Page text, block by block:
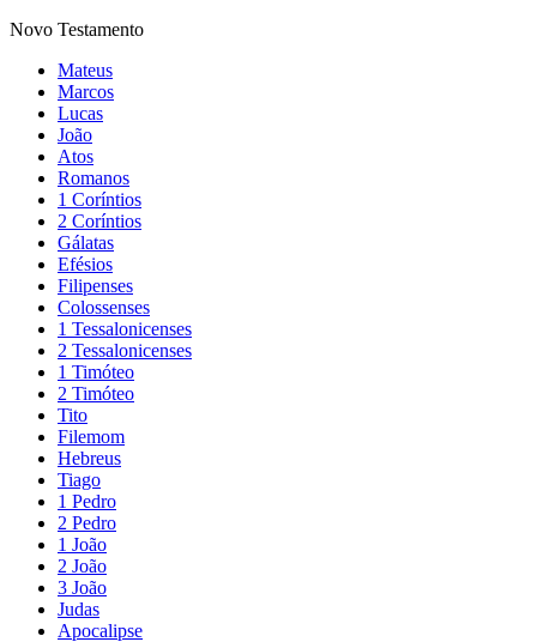
Novo Testamento
Mateus
Marcos
Lucas
João
Atos
Romanos
1 Coríntios
2 Coríntios
Gálatas
Efésios
Filipenses
Colossenses
1 Tessalonicenses
2 Tessalonicenses
1 Timóteo
2 Timóteo
Tito
Filemom
Hebreus
Tiago
1 Pedro
2 Pedro
1 João
2 João
3 João
Judas
Apocalipse